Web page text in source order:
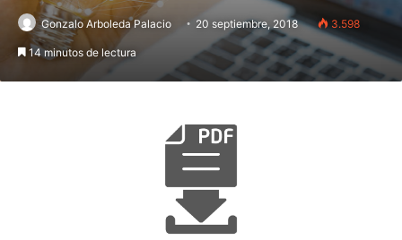
Gonzalo Arboleda Palacio 20 septiembre, 2018 3.598
14 minutos de lectura